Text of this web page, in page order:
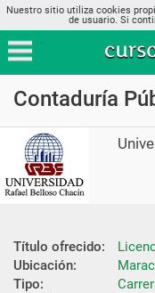
Nuestro sitio utiliza cookies
de usuario. Si
Contaduría
Título ofrecido:
Ubicación:
Tipo: